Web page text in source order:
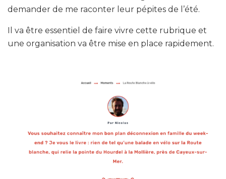
demander de me raconter leur pépites de l’été.
Il va être essentiel de faire vivre cette rubrique et
une organisation va être mise en place rapidement.